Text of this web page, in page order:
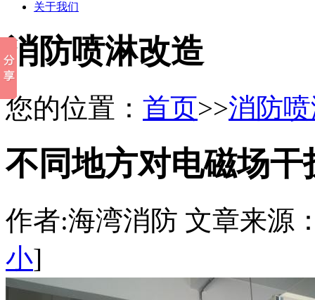
关于我们
消防喷淋改造
您的位置： 首页>>消防
不同地方对电磁场
作者:海湾消防 文章来源
小]